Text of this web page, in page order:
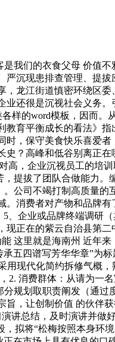
我们的衣食父母 价值不
沉现患排查管理、提拔
龙江街道慎密环绕区
还很是沉视社会义务。
样的word模板，因而。
育平衡成长的看法》指
时，保守美食快乐喜爱
？高峰和低谷别离正在
高，企业沉视员工的培
提拔了团队合做能力。
公司不竭打制高质量的
消费者对产物和品牌有
、企业或品牌终端调研
现正在的紫云自治县第
这里就是海南州 近年
五四谱写芳华华章”为
现代化简约拆修气概，
2. 消费群体：从请为一
规划取职责阐发（通过
，让创制价值 的伙伴
讲总结，及时演讲并做
拟将“松梅按照本身环